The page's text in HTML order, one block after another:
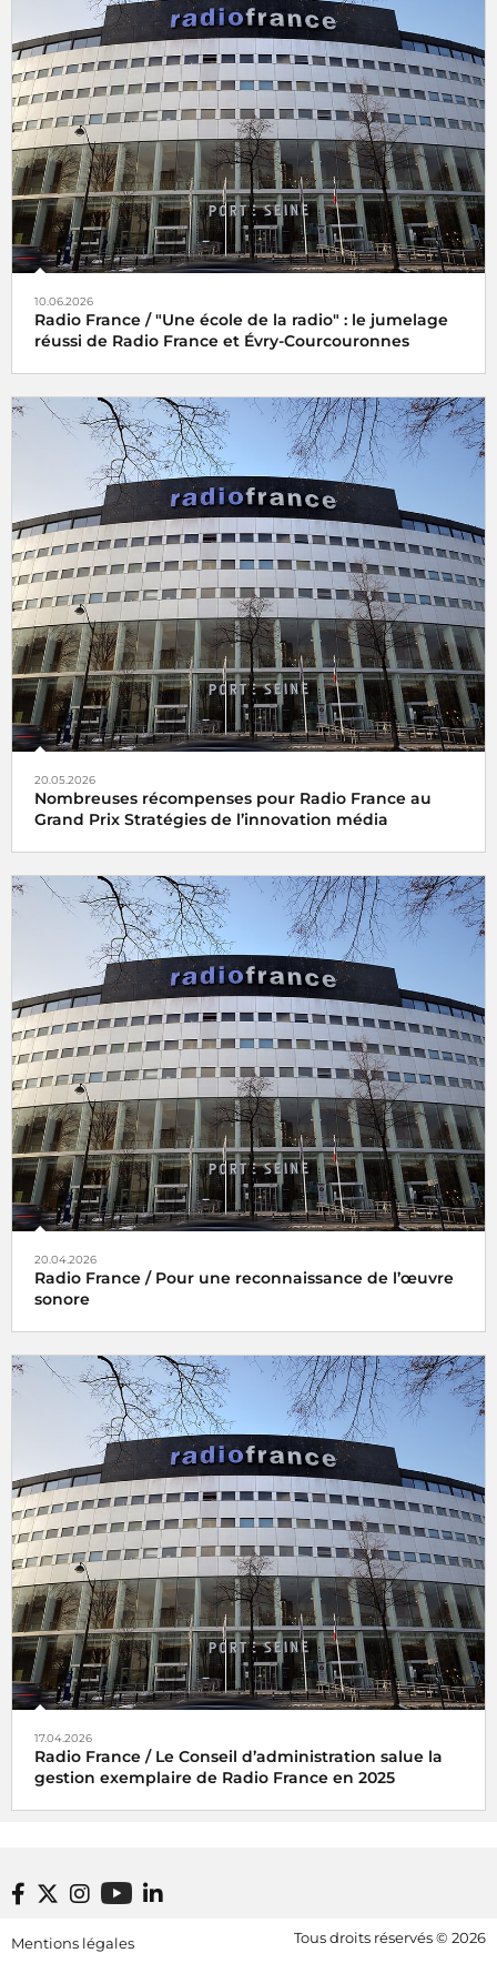
10.06.2026
Radio France / "Une école de la radio" : le jumelage
réussi de Radio France et Évry-Courcouronnes
20.05.2026
Nombreuses récompenses pour Radio France au
Grand Prix Stratégies de l’innovation média
20.04.2026
Radio France / Pour une reconnaissance de l’œuvre
sonore
17.04.2026
Radio France / Le Conseil d’administration salue la
gestion exemplaire de Radio France en 2025
Footer bottom
Mentions légales
Tous droits réservés © 2026